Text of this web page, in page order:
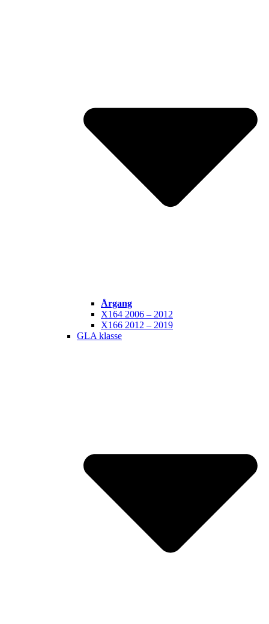
Årgang
X164 2006 – 2012
X166 2012 – 2019
GLA klasse